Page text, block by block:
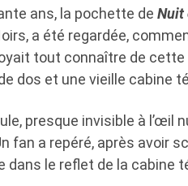
ans, la pochette de Nuit
a été regardée,
tout connaître de cette
dos et une vieille cabine
presque invisible à l’œil
fan a repéré, après avoir
le reflet de la cabine